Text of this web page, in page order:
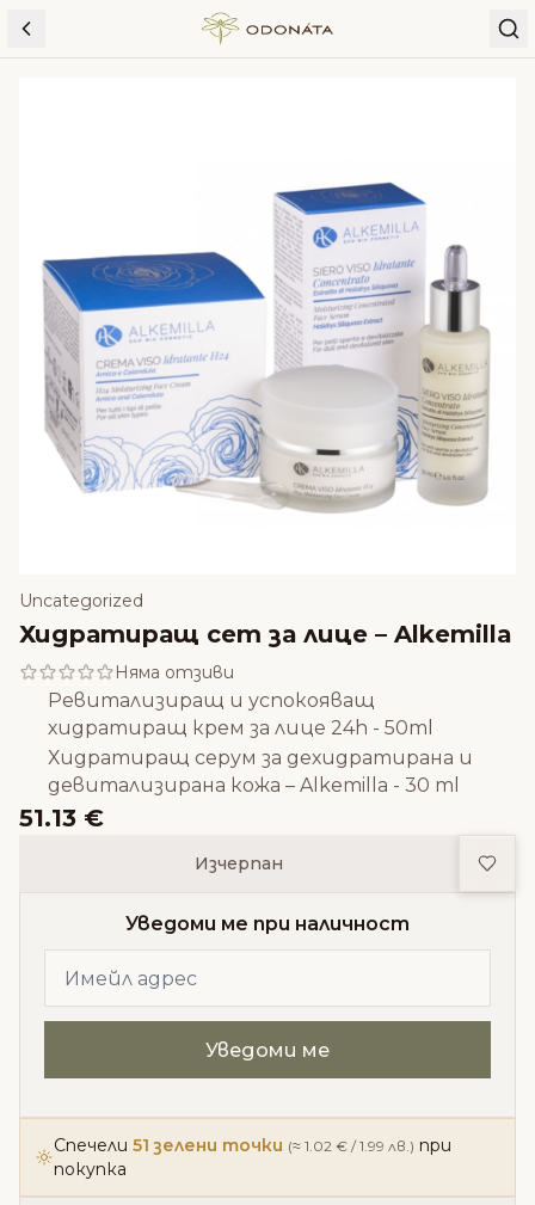
Skip to content
Uncategorized
Хидратиращ сет за лице – Alkemilla
Няма отзиви
Ревитализиращ и успокояващ
хидратиращ крем за лице 24h - 50ml
Хидратиращ серум за дехидратирана и
девитализирана кожа – Alkemilla - 30 ml
51.13 €
Изчерпан
Уведоми ме при наличност
Спечели 51 зелени точки (≈ 1.02 € / 1.99 лв.) при
покупка